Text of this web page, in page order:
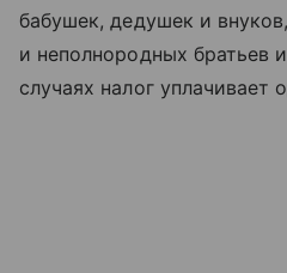
бабушек, дедушек и
и неполнородных братьев
случаях налог уплачивает